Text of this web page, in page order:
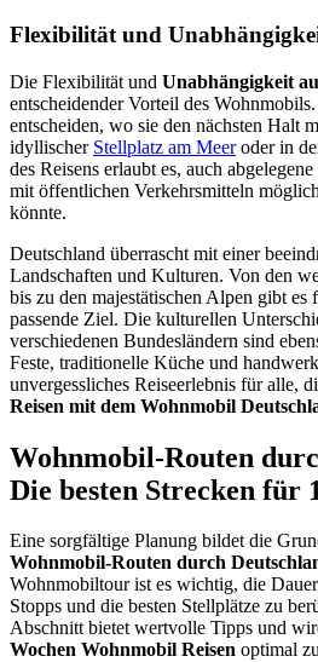
Flexibilität und
Die Flexibilität und Unabhängigkeit
entscheidender Vorteil des
entscheiden, wo sie den nächsten Halt
idyllischer Stellplatz am Meeroder in
des Reisens erlaubt es, auch
mit öffentlichen Verkehrsmitteln
könnte.
Deutschland überrascht mit einer
Landschaften und Kulturen. Von den
bis zu den majestätischen Alpen gibt es
passende Ziel. Die kulturellen
verschiedenen Bundesländern sind
Feste, traditionelle Küche und
unvergessliches Reiseerlebnis für alle,
Reisen mit dem Wohnmobil
Wohnmobil-Routen
Die besten Strecken für
Eine sorgfältige Planung bildet die
Wohnmobil-Routen durch
Wohnmobiltour ist es wichtig, die
Stopps und die besten Stellplätze zu
Abschnitt bietet wertvolle Tipps und
Wochen Wohnmobil Reisen optimal